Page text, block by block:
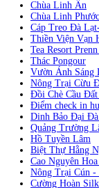
Chùa Linh Ẩn
Chùa Linh Phước
Cáp Treo Đà
Thiền Viện Vạn
Tea Resort
Thác Pongour
Vườn Ánh Sáng
Nông Trại Cừu
Đồi Chè Cầu
Điểm check in
Dinh Bảo Đại
Quảng Trường
Hồ Tuyền Lâm
Biệt Thự Hằng
Cao Nguyên
Nông Trại Cún
Cường Hoàn Silk